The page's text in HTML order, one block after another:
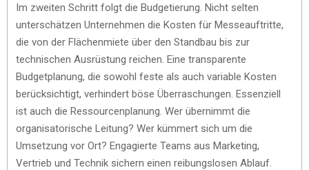
Im zweiten Schritt folgt die Budgetierung. Nicht selten
unterschätzen Unternehmen die Kosten für Messeauftritte,
die von der Flächenmiete über den Standbau bis zur
technischen Ausrüstung reichen. Eine transparente
Budgetplanung, die sowohl feste als auch variable Kosten
berücksichtigt, verhindert böse Überraschungen. Essenziell
ist auch die Ressourcenplanung. Wer übernimmt die
organisatorische Leitung? Wer kümmert sich um die
Umsetzung vor Ort? Engagierte Teams aus Marketing,
Vertrieb und Technik sichern einen reibungslosen Ablauf.